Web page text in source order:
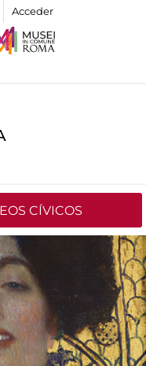
Acceder
CÍVICOS